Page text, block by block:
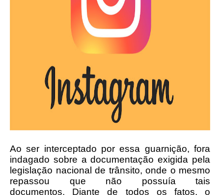
Ao ser interceptado por essa guarnição, fora
indagado sobre a documentação exigida pela
legislação nacional de trânsito, onde o mesmo
repassou que não possuía tais
documentos. Diante de todos os fatos, o